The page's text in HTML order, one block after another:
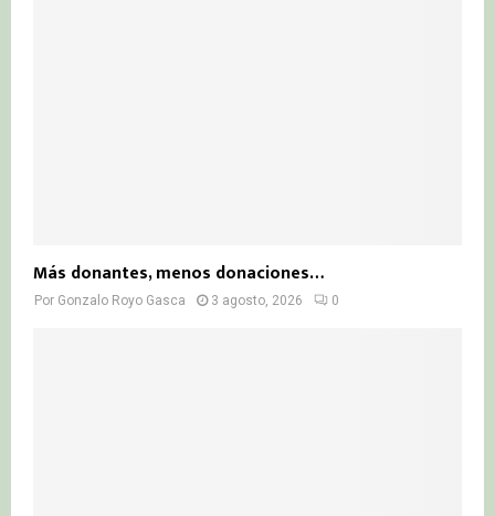
Más donantes, menos donaciones…
Por Gonzalo Royo Gasca 3 agosto, 2026 0